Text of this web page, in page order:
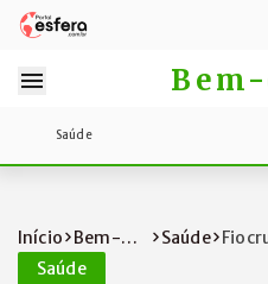
Saúde
Início
Bem-
estar
Saúde
Saúde